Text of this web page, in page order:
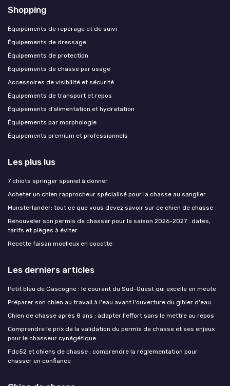
Shopping
Équipements de repérage et de suivi
Équipements de dressage
Équipements de protection
Équipements de chasse par usage
Accessoires de visibilité et sécurité
Équipements de transport et repos
Équipements d’alimentation et hydratation
Équipements par morphologie
Équipements premium et professionnels
Les plus lus
7 chiots springer spaniel à donner
Acheter un chien rapprocheur spécialisé pour la chasse au sanglier
Munsterlander: tout ce que vous devez savoir sur ce chien de chasse
Renouveler son permis de chasser pour la saison 2026-2027 : dates,
tarifs et pièges à éviter
Recette faisan moelleux en cocotte
Les derniers articles
Petit bleu de Gascogne : le courant du Sud-Ouest qui excelle en meute
Préparer son chien au travail à l'eau avant l'ouverture du gibier d'eau
Chien de chasse après 8 ans : adapter l'effort sans le mettre au repos
Comprendre le prix de la validation du permis de chasse et ses enjeux
pour le chasseur cynégétique
Fdc52 et chiens de chasse : comprendre la réglementation pour
chasser en confiance